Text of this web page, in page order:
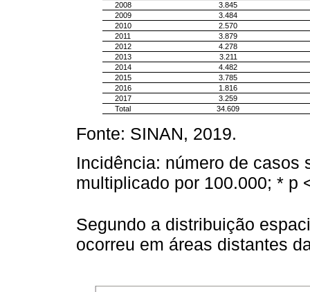
2008
3.845
2009
3.484
2010
2.570
2011
3.879
2012
4.278
2013
3.211
2014
4.482
2015
3.785
2016
1.816
2017
3.259
Total
34.609
Fonte: SINAN, 2019.
Incidência: número de casos
multiplicado por 100.000; * p
Segundo a distribuição
ocorreu em áreas distantes